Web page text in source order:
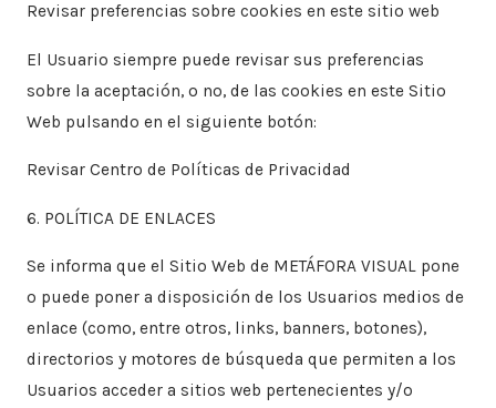
Revisar preferencias sobre cookies en este sitio web
El Usuario siempre puede revisar sus preferencias
sobre la aceptación, o no, de las cookies en este Sitio
Web pulsando en el siguiente botón:
Revisar Centro de Políticas de Privacidad
6. POLÍTICA DE ENLACES
Se informa que el Sitio Web de METÁFORA VISUAL pone
o puede poner a disposición de los Usuarios medios de
enlace (como, entre otros, links, banners, botones),
directorios y motores de búsqueda que permiten a los
Usuarios acceder a sitios web pertenecientes y/o